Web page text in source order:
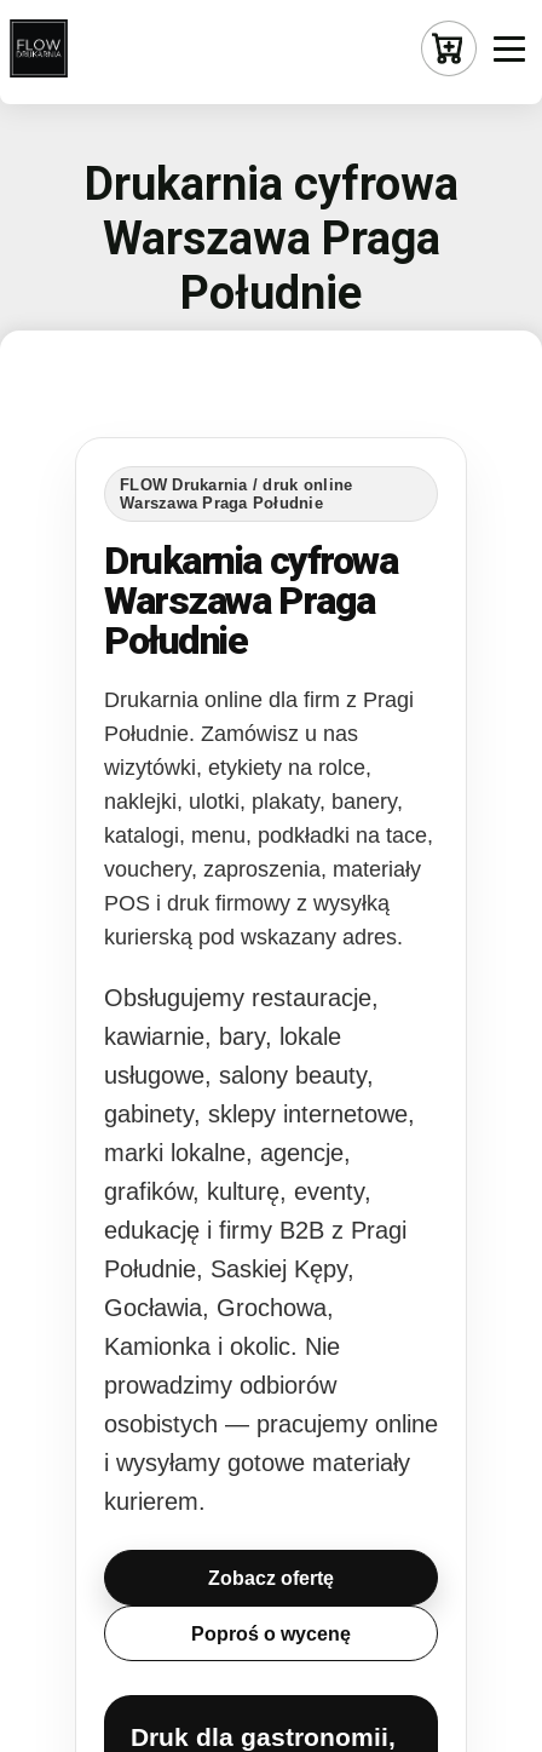
Drukarnia cyfrowa
Warszawa Praga
Południe
FLOW Drukarnia / druk online
Warszawa Praga Południe
Drukarnia cyfrowa
Warszawa Praga
Południe
Drukarnia online dla firm z Pragi
Południe. Zamówisz u nas
wizytówki, etykiety na rolce,
naklejki, ulotki, plakaty, banery,
katalogi, menu, podkładki na tace,
vouchery, zaproszenia, materiały
POS i druk firmowy z wysyłką
kurierską pod wskazany adres.
Obsługujemy restauracje,
kawiarnie, bary, lokale
usługowe, salony beauty,
gabinety, sklepy internetowe,
marki lokalne, agencje,
grafików, kulturę, eventy,
edukację i firmy B2B z Pragi
Południe, Saskiej Kępy,
Gocławia, Grochowa,
Kamionka i okolic. Nie
prowadzimy odbiorów
osobistych — pracujemy online
i wysyłamy gotowe materiały
kurierem.
Zobacz ofertę
Poproś o wycenę
Druk dla gastronomii,